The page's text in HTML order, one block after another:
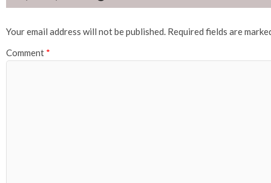
Your email address will not be published. Required fields are
Comment *